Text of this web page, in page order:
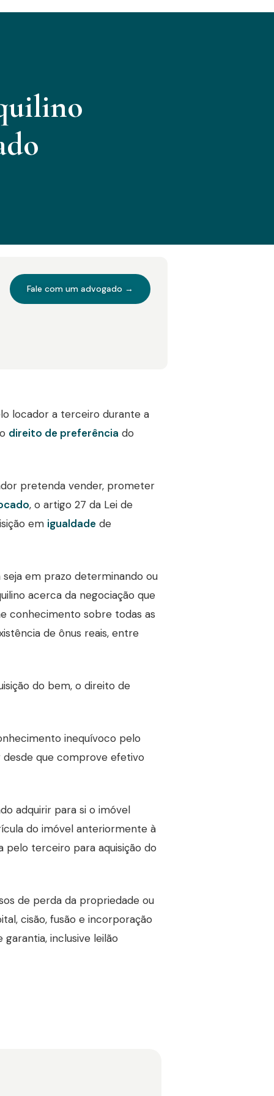
Fale com um advogado →
locador a terceiro durante a
direito de preferência do
pretenda vender, prometer
, o artigo 27 da Lei de
em igualdade de
em prazo determinando ou
acerca da negociação que
conhecimento sobre todas as
de ônus reais, entre
do bem, o direito de
inequívoco pelo
que comprove efetivo
adquirir para si o imóvel
do imóvel anteriormente à
pelo terceiro para aquisição do
de perda da propriedade ou
cisão, fusão e incorporação
garantia, inclusive leilão